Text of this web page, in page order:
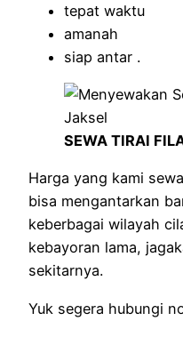
tepat waktu
amanah
siap antar .
SEWA TIRAI
Harga yang kami
bisa mengantarkan
keberbagai wilayah
kebayoran lama,
sekitarnya.
Yuk segera hubungi